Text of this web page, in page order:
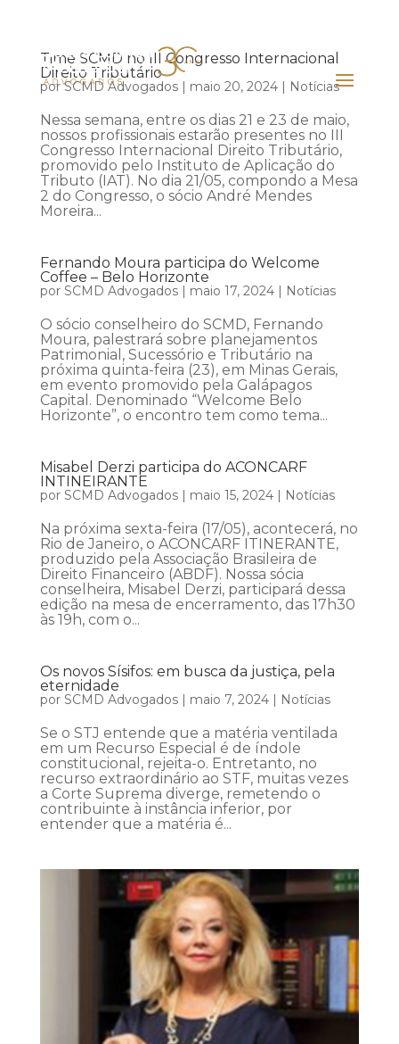
Time SCMD no III Congresso Internacional
Direito Tributário
porSCMD Advogados| maio 20, 2024| Notícias
Nessa semana, entre os dias 21 e 23 de maio,
nossos profissionais estarão presentes no III
Congresso Internacional Direito Tributário,
promovido pelo Instituto de Aplicação do
Tributo (IAT). No dia 21/05, compondo a Mesa
2 do Congresso, o sócio André Mendes
Moreira...
Fernando Moura participa do Welcome
Coffee – Belo Horizonte
por SCMD Advogados| maio 17, 2024| Notícias
O sócio conselheiro do SCMD, Fernando
Moura, palestrará sobre planejamentos
Patrimonial, Sucessório e Tributário na
próxima quinta-feira (23), em Minas Gerais,
em evento promovido pela Galápagos
Capital. Denominado “Welcome Belo
Horizonte”, o encontro tem como tema...
Misabel Derzi participa do ACONCARF
INTINEIRANTE
por SCMD Advogados| maio 15, 2024| Notícias
Na próxima sexta-feira (17/05), acontecerá, no
Rio de Janeiro, o ACONCARF ITINERANTE,
produzido pela Associação Brasileira de
Direito Financeiro (ABDF). Nossa sócia
conselheira, Misabel Derzi, participará dessa
edição na mesa de encerramento, das 17h30
às 19h, com o...
Os novos Sísifos: em busca da justiça, pela
eternidade
por SCMD Advogados| maio 7, 2024| Notícias
Se o STJ entende que a matéria ventilada
em um Recurso Especial é de índole
constitucional, rejeita-o. Entretanto, no
recurso extraordinário ao STF, muitas vezes
a Corte Suprema diverge, remetendo o
contribuinte à instância inferior, por
entender que a matéria é...